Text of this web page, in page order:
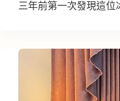
三年前第一次發現這